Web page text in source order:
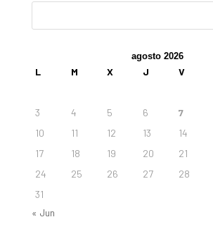
agosto 2026
L M X J V
3
4 5 6 7
10
11 12 13 14
17
18 19 20 21
24
25 26 27 28
31
« Jun